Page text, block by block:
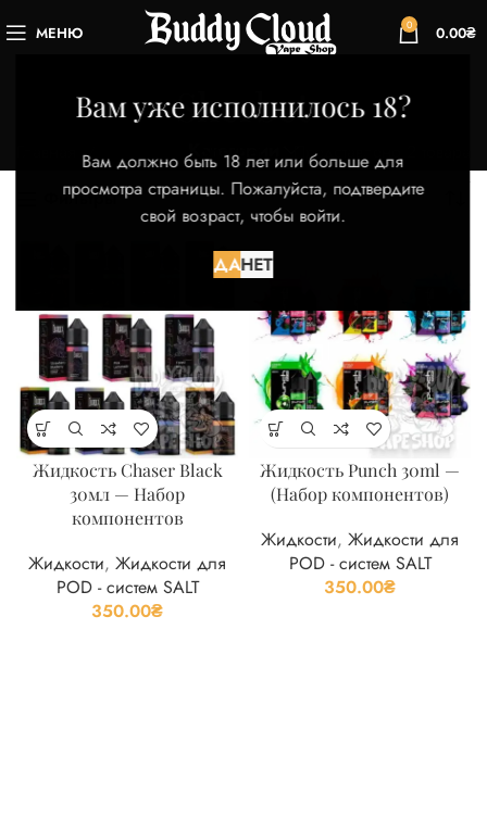
Вам уже исполнилось 18?
Вам должно быть 18 лет или больше для
просмотра страницы. Пожалуйста, подтвердите
свой возраст, чтобы войти.
ДАНЕТ
МЕНЮ 0 0.00₴
Sherbet
Категории
Товар Вкус Sherbet
Представлено 2 товара
Фильтры
Жидкость Chaser Black
30мл — Набор
компонентов
Жидкости, Жидкости для
POD - систем SALT
350.00₴
Жидкость Punch 30ml —
(Набор компонентов)
Жидкости, Жидкости для
POD - систем SALT
350.00₴